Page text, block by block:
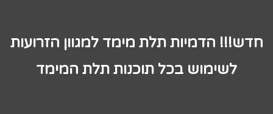
חדש!!! הדמיות תלת מימד למגוון הזרועות
לשימוש בכל תוכנות תלת המימד